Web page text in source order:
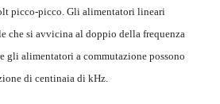
picco-picco. Gli alimentatori lineari
che si avvicina al doppio della frequenza
gli alimentatori a commutazione possono
di centinaia di kHz.